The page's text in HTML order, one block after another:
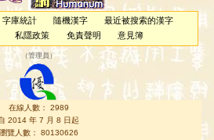
字庫統計 隨機漢字
最近被搜索的漢字
私隱政策 免責聲明 意見簿
（管理員 ）
在線人數： 2989
2014 年 7 月 8 日起
瀏覽人數： 80130626